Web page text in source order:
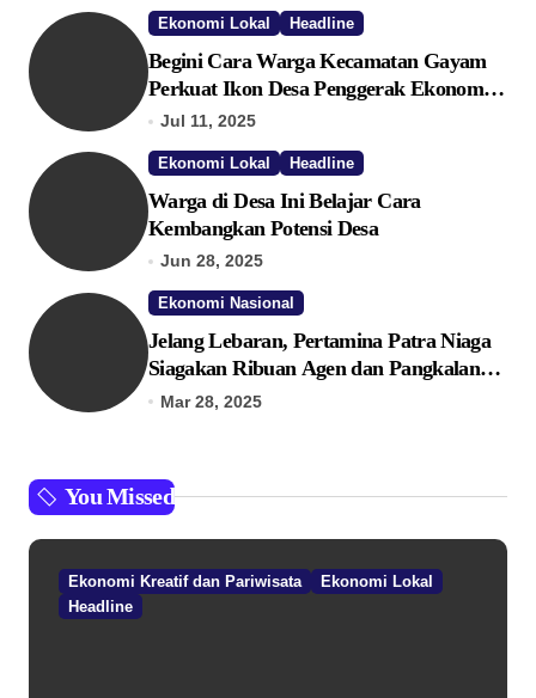
Ekonomi Lokal Headline
Begini Cara Warga Kecamatan Gayam
Perkuat Ikon Desa Penggerak Ekonomi
Lokal Melalui TPID
Jul 11, 2025
Ekonomi Lokal Headline
Warga di Desa Ini Belajar Cara
Kembangkan Potensi Desa
Jun 28, 2025
Ekonomi Nasional
Jelang Lebaran, Pertamina Patra Niaga
Siagakan Ribuan Agen dan Pangkalan
LPG 3 Kg
Mar 28, 2025
You Missed
Ekonomi Kreatif dan Pariwisata
Ekonomi Lokal
Headline